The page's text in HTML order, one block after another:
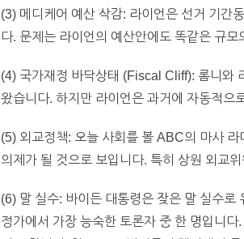
(3) 메디케어 예산 삭감: 라이언은 선거 기간
다. 문제는 라이언의 예산안에도 똑같은 규
(4) 국가재정 바닥상태 (Fiscal Cliff): 롬니와
왔습니다. 하지만 라이언은 과거에 자동적으
(5) 외교정책: 오늘 사회를 볼 ABC의 마사
의제가 될 것으로 보입니다. 특히 상원 외교
(6) 말 실수: 바이든 대통령은 잦은 말 실수
정가에서 가장 능숙한 토론자 중 한 명입니